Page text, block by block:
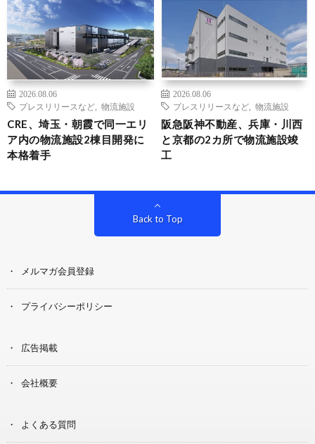
2026.08.06
プレスリリースなど
物流施設
CRE、埼玉・朝霞で同一エリ
ア内の物流施設2棟目開発に
本格着手
2026.08.06
プレスリリースなど
物流施設
阪急阪神不動産、兵庫・川西
と京都の2カ所で物流施設竣
工
Back to Top
メルマガ会員登録
プライバシーポリシー
広告掲載
会社概要
よくある質問